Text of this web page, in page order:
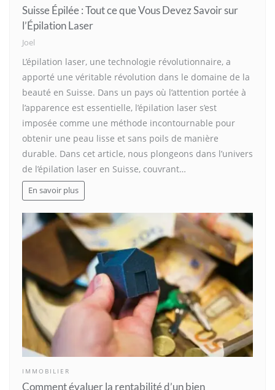
Suisse Épilée : Tout ce que Vous Devez Savoir sur
l’Épilation Laser
Joel
L’épilation laser, une technologie révolutionnaire, a
apporté une véritable révolution dans le domaine de la
beauté en Suisse. Dans un pays où l’attention portée à
l’apparence est essentielle, l’épilation laser s’est
imposée comme une méthode incontournable pour
obtenir une peau lisse et sans poils de manière
durable. Dans cet article, nous plongeons dans l’univers
de l’épilation laser en Suisse, couvrant…
En savoir plus
IMMOBILIER
Comment évaluer la rentabilité d’un bien